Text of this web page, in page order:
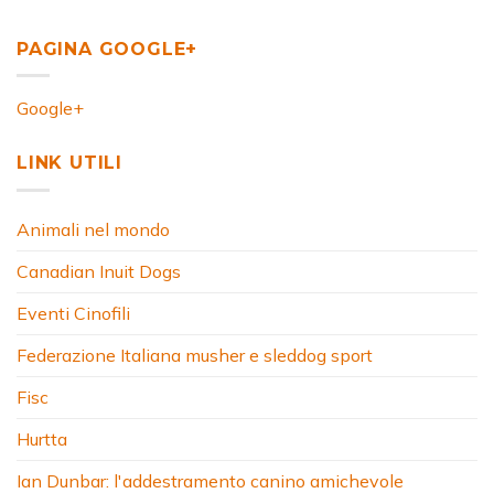
PAGINA GOOGLE+
Google+
LINK UTILI
Animali nel mondo
Canadian Inuit Dogs
Eventi Cinofili
Federazione Italiana musher e sleddog sport
Fisc
Hurtta
Ian Dunbar: l'addestramento canino amichevole